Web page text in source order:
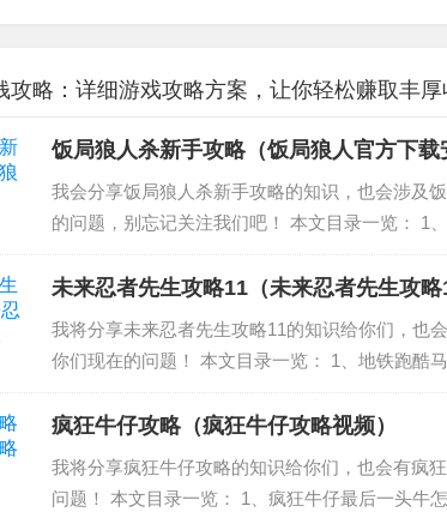
攻略：详细游戏攻略方案，让你轻松赚取丰
饭局狼人杀新手攻略（饭局狼人官方下载
我会分享饭局狼人杀新手攻略的知识，也会涉及
的问题，别忘记关注我们吧！ 本文目录一览： 1
玩 2、饭局狼人杀首次发言怎么玩好 玩家首次发
饭局狼人杀玩法技...
未来忍者先生攻略11（未来忍者先生攻略
我将分享未来忍者先生攻略11的知识给你们，也
你们现在的问题！ 本文目录一览： 1、地铁跑酷
案攻略 忍界探险怎么玩 3、未来忍者先生第11关
码 地铁跑酷...
疯狂牛仔攻略（疯狂牛仔攻略视频）
我将分享疯狂牛仔攻略的知识给你们，也会有疯
问题！ 本文目录一览： 1、疯狂牛仔最后一头牛